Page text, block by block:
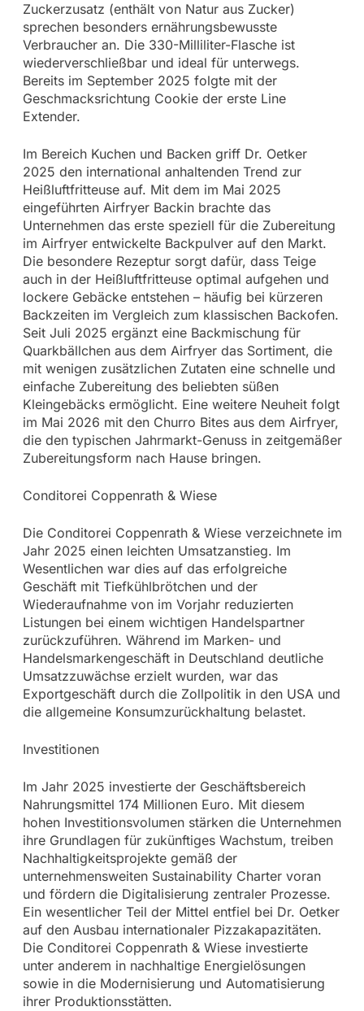
Zuckerzusatz (enthält von Natur aus Zucker)
sprechen besonders ernährungsbewusste
Verbraucher an. Die 330-Milliliter-Flasche ist
wiederverschließbar und ideal für unterwegs.
Bereits im September 2025 folgte mit der
Geschmacksrichtung Cookie der erste Line
Extender.
Im Bereich Kuchen und Backen griff Dr. Oetker
2025 den international anhaltenden Trend zur
Heißluftfritteuse auf. Mit dem im Mai 2025
eingeführten Airfryer Backin brachte das
Unternehmen das erste speziell für die Zubereitung
im Airfryer entwickelte Backpulver auf den Markt.
Die besondere Rezeptur sorgt dafür, dass Teige
auch in der Heißluftfritteuse optimal aufgehen und
lockere Gebäcke entstehen – häufig bei kürzeren
Backzeiten im Vergleich zum klassischen Backofen.
Seit Juli 2025 ergänzt eine Backmischung für
Quarkbällchen aus dem Airfryer das Sortiment, die
mit wenigen zusätzlichen Zutaten eine schnelle und
einfache Zubereitung des beliebten süßen
Kleingebäcks ermöglicht. Eine weitere Neuheit folgt
im Mai 2026 mit den Churro Bites aus dem Airfryer,
die den typischen Jahrmarkt-Genuss in zeitgemäßer
Zubereitungsform nach Hause bringen.
Conditorei Coppenrath & Wiese
Die Conditorei Coppenrath & Wiese verzeichnete im
Jahr 2025 einen leichten Umsatzanstieg. Im
Wesentlichen war dies auf das erfolgreiche
Geschäft mit Tiefkühlbrötchen und der
Wiederaufnahme von im Vorjahr reduzierten
Listungen bei einem wichtigen Handelspartner
zurückzuführen. Während im Marken- und
Handelsmarkengeschäft in Deutschland deutliche
Umsatzzuwächse erzielt wurden, war das
Exportgeschäft durch die Zollpolitik in den USA und
die allgemeine Konsumzurückhaltung belastet.
Investitionen
Im Jahr 2025 investierte der Geschäftsbereich
Nahrungsmittel 174 Millionen Euro. Mit diesem
hohen Investitionsvolumen stärken die Unternehmen
ihre Grundlagen für zukünftiges Wachstum, treiben
Nachhaltigkeitsprojekte gemäß der
unternehmensweiten Sustainability Charter voran
und fördern die Digitalisierung zentraler Prozesse.
Ein wesentlicher Teil der Mittel entfiel bei Dr. Oetker
auf den Ausbau internationaler Pizzakapazitäten.
Die Conditorei Coppenrath & Wiese investierte
unter anderem in nachhaltige Energielösungen
sowie in die Modernisierung und Automatisierung
ihrer Produktionsstätten.